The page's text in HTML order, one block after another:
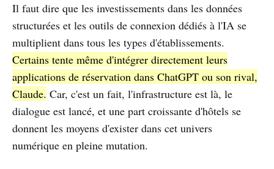
Il faut dire que les investissements dans les données
structurées et les outils de connexion dédiés à l'IA se
multiplient dans tous les types d'établissements.
Certains tente même d'intégrer directement leurs
applications de réservation dans ChatGPT ou son rival,
Claude. Car, c'est un fait, l'infrastructure est là, le
dialogue est lancé, et une part croissante d'hôtels se
donnent les moyens d'exister dans cet univers
numérique en pleine mutation.